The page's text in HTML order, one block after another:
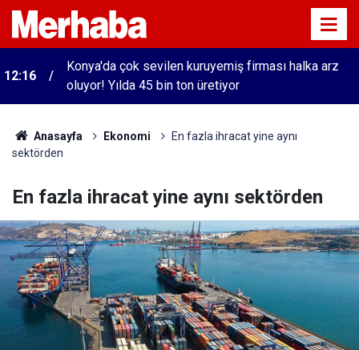
12:16
Konya'da çok sevilen kuruyemiş firması halka arz
oluyor! Yılda 45 bin ton üretiyor
Anasayfa Ekonomi
En fazla ihracat yine aynı
sektörden
En fazla ihracat yine aynı sektörden